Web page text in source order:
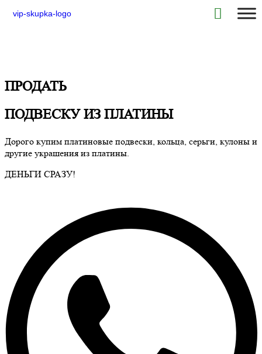
ПРОДАТЬ
ПОДВЕСКУ ИЗ ПЛАТИНЫ
Дорого купим платиновые подвески, кольца, серьги, кулоны и
другие украшения из платины.
ДЕНЬГИ СРАЗУ!